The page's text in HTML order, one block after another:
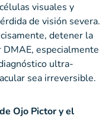
visuales y
de visión severa.
detener la
especialmente
ultra-
sea irreversible.
Ojo Pictor y el